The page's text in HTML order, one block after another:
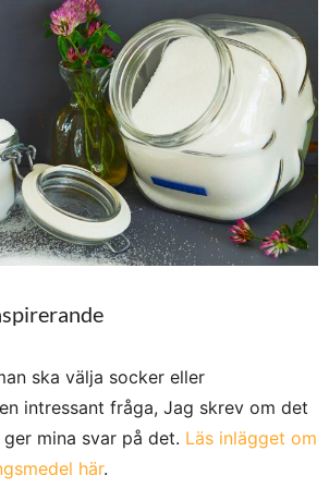
ska välja socker eller
intressant fråga, Jag skrev om det
mina svar på det. Läs inlägget om
här.